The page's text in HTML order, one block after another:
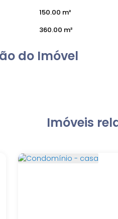
150.00 m²
360.00 m²
do Imóvel
Imóveis